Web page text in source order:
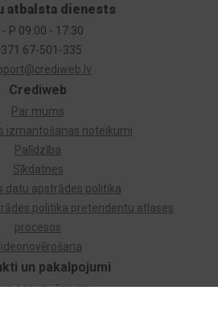
un pakalpojumi
par uzņēmumu
Crediweb
Par mums
izmantošanas noteikumi
Palīdzība
Sīkdatnes
datu apstrādes politika
politika pretendentu atlases
procesos
atbalsta dienests
- P 09:00 - 17:30
67-501-335